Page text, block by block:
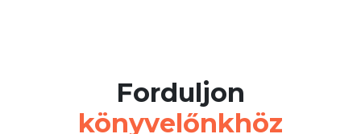
Forduljon
könyvelőnkhöz